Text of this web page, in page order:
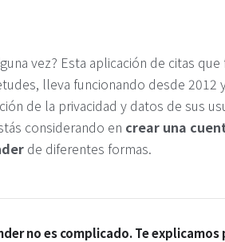
vez? Esta aplicación de citas
lleva funcionando desde 2012
de la privacidad y datos de sus
considerando en crear una
de diferentes formas.
no es complicado. Te